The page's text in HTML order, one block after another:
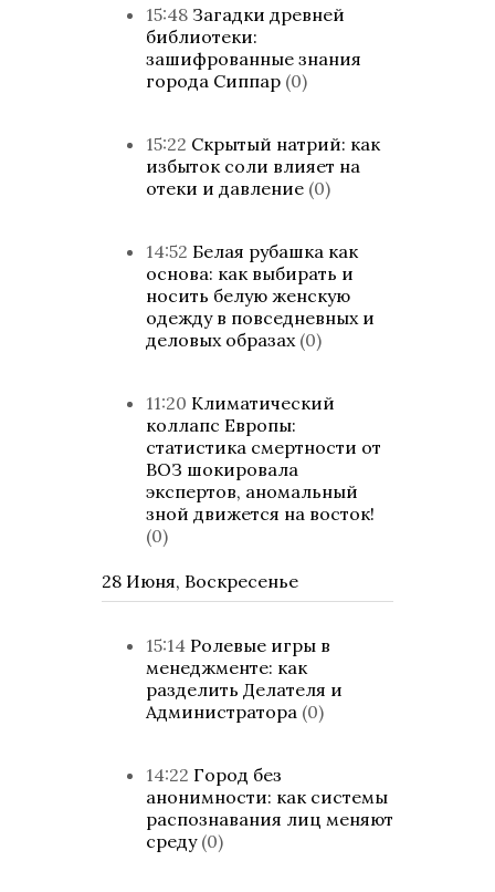
15:48 Загадки древней
библиотеки:
зашифрованные знания
города Сиппар (0)
15:22 Скрытый натрий: как
избыток соли влияет на
отеки и давление (0)
14:52 Белая рубашка как
основа: как выбирать и
носить белую женскую
одежду в повседневных и
деловых образах (0)
11:20 Климатический
коллапс Европы:
статистика смертности от
ВОЗ шокировала
экспертов, аномальный
зной движется на восток!
(0)
28 Июня, Воскресенье
15:14 Ролевые игры в
менеджменте: как
разделить Делателя и
Администратора (0)
14:22 Город без
анонимности: как системы
распознавания лиц меняют
среду (0)